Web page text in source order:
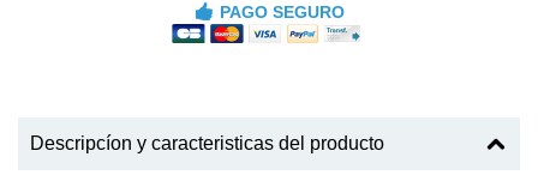
PAGO SEGURO
Descripcíon y caracteristicas del producto